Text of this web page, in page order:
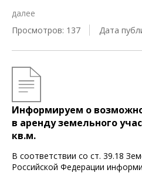
далее
Просмотров: 137
Дата
Информируем о
в аренду земельного
кв.м.
В соответствии со ст. 39.18
Российской Федерации